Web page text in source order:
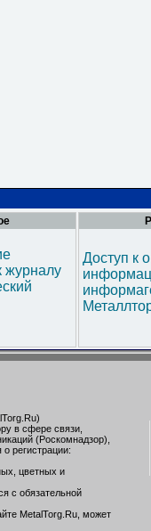
журналу
Доступ к
в сфере связи,
(Роскомнадзор),
регистрации:
цветных и
с обязательной
MetalTorg.Ru, может